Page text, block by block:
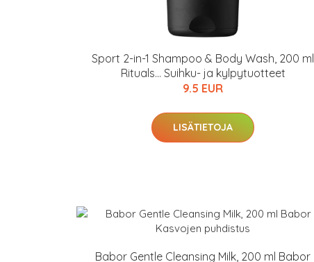
Sport 2-in-1 Shampoo & Body Wash, 200 ml
Rituals... Suihku- ja kylpytuotteet
9.5 EUR
LISÄTIETOJA
Babor Gentle Cleansing Milk, 200 ml Babor